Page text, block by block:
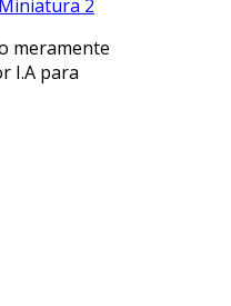
meramente
I.A para